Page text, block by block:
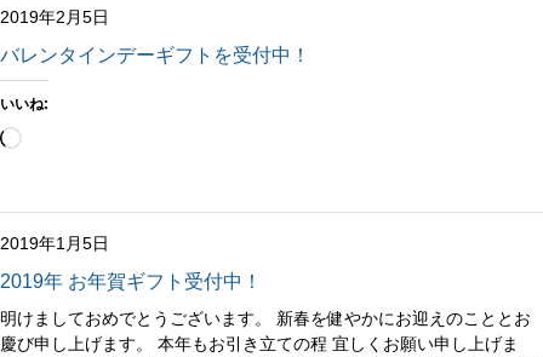
中…
2019年2月5日
バレンタインデーギフトを受付中！
いいね:
読
み
中…
2019年1月5日
2019年 お年賀ギフト受付中！
明けましておめでとうございます。 新春を健やかにお迎えのこととお
慶び申し上げます。 本年もお引き立ての程 宜しくお願い申し上げま